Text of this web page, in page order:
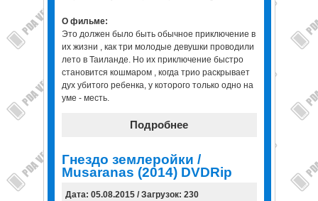
О фильме:
Это должен было быть обычное приключение в
их жизни , как три молодые девушки проводили
лето в Таиланде. Но их приключение быстро
становится кошмаром , когда трио раскрывает
дух убитого ребенка, у которого только одно на
уме - месть.
Подробнее
Гнездо землеройки /
Musaranas (2014) DVDRip
Дата: 05.08.2015 / Загрузок: 230